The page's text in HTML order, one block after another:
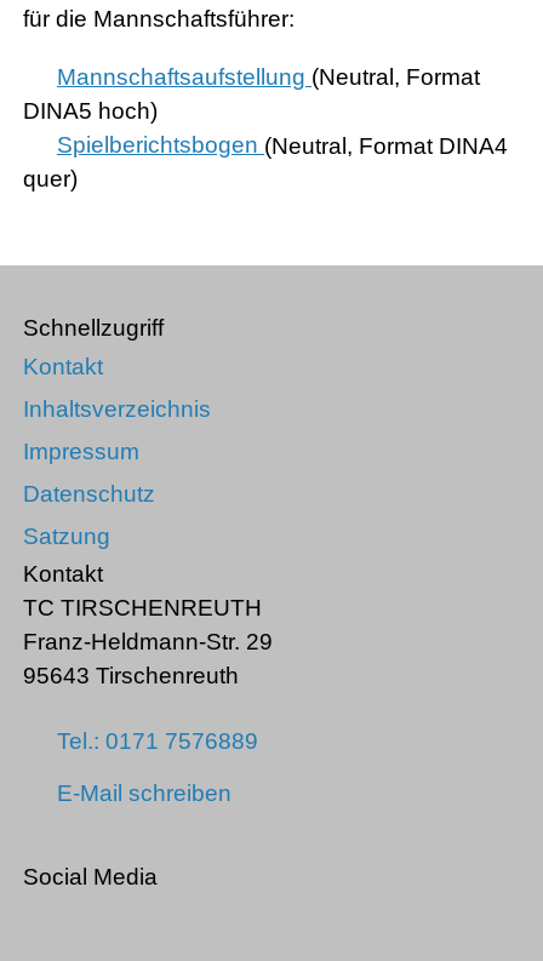
für die Mannschaftsführer:
Mannschaftsaufstellung (Neutral, Format
DINA5 hoch)
Spielberichtsbogen (Neutral, Format DINA4
quer)
Schnellzugriff
Kontakt
Inhaltsverzeichnis
Impressum
Datenschutz
Satzung
Kontakt
TC TIRSCHENREUTH
Franz-Heldmann-Str. 29
95643 Tirschenreuth
Tel.: 0171 7576889
E-Mail schreiben
Social Media